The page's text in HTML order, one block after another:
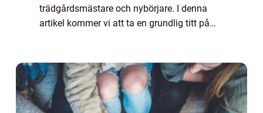
trädgårdsmästare och nybörjare. I denna
artikel kommer vi att ta en grundlig titt på